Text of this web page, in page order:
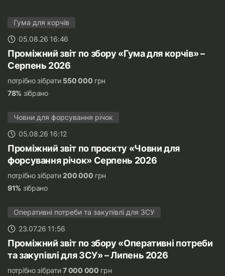
Гума для корчів
05.08.26 16:46
Проміжний звіт по збору «Гума для корчів» –
Серпень 2026
потрібно зібрати 550 000 грн
78% зібрано
Човни для форсування річок
05.08.26 16:12
Проміжний звіт по проєкту «Човни для
форсування річок» Серпень 2026
потрібно зібрати200 000 грн
91% зібрано
Оперативні потреби та закупівлі для ЗСУ
23.07.26 11:56
Проміжний звіт по збору «Оперативні потреби
та закупівлі для ЗСУ» – Липень 2026
потрібно зібрати7 000 000 грн